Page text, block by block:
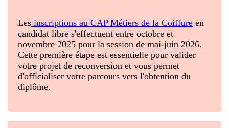
Les inscriptions au CAP Métiers de la Coiffure en
candidat libre s'effectuent entre octobre et
novembre 2025 pour la session de mai-juin 2026.
Cette première étape est essentielle pour valider
votre projet de reconversion et vous permet
d'officialiser votre parcours vers l'obtention du
diplôme.